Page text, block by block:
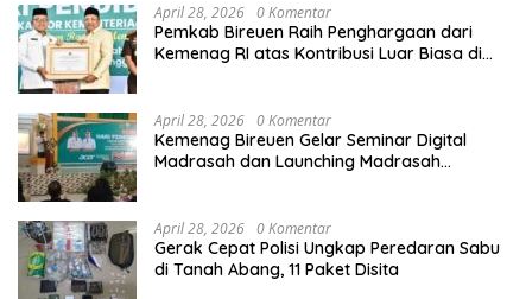
April 28, 2026 0 Komentar
Pemkab Bireuen Raih Penghargaan dari
Kemenag RI atas Kontribusi Luar Biasa di
April 28, 2026 0 Komentar
Kemenag Bireuen Gelar Seminar Digital
Madrasah dan Launching Madrasah
April 28, 2026 0 Komentar
Gerak Cepat Polisi Ungkap Peredaran Sabu
di Tanah Abang, 11 Paket Disita